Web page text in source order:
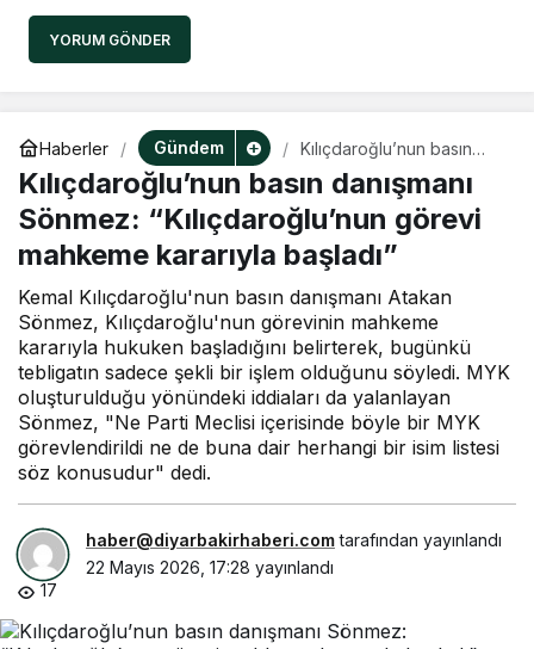
YORUM GÖNDER
Haberler Gündem
Kılıçdaroğlu’nun basın
danışmanı Sönmez:
“Kılıçdaroğlu’nun görevi
mahkeme kararıyla
başladı”
Kılıçdaroğlu’nun basın danışmanı
Sönmez: “Kılıçdaroğlu’nun görevi
mahkeme kararıyla başladı”
Kemal Kılıçdaroğlu'nun basın danışmanı Atakan
Sönmez, Kılıçdaroğlu'nun görevinin mahkeme
kararıyla hukuken başladığını belirterek, bugünkü
tebligatın sadece şekli bir işlem olduğunu söyledi. MYK
oluşturulduğu yönündeki iddiaları da yalanlayan
Sönmez, "Ne Parti Meclisi içerisinde böyle bir MYK
görevlendirildi ne de buna dair herhangi bir isim listesi
söz konusudur" dedi.
haber@diyarbakirhaberi.comtarafından yayınlandı
22 Mayıs 2026, 17:28 yayınlandı
17